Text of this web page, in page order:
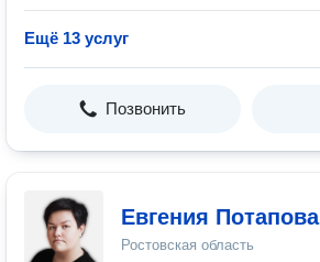
Ещё 13 услуг
Позвонить
Евгения Потапова
Ростовская область